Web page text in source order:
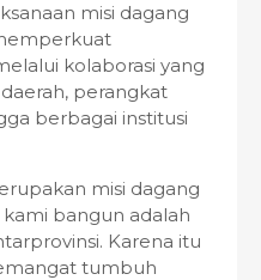
misi dagang
kolaborasi yang
perangkat
berbagai institusi
misi dagang
bangun adalah
Karena itu
tumbuh